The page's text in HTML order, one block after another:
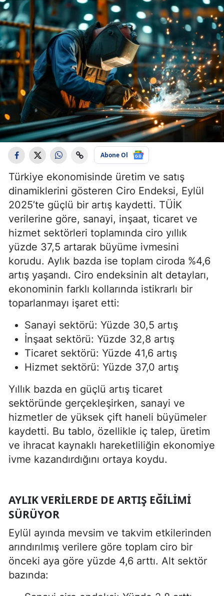
Abone Ol
Türkiye ekonomisinde üretim ve satış
dinamiklerini gösteren Ciro Endeksi, Eylül
2025’te güçlü bir artış kaydetti. TÜİK
verilerine göre, sanayi, inşaat, ticaret ve
hizmet sektörleri toplamında ciro yıllık
yüzde 37,5 artarak büyüme ivmesini
korudu. Aylık bazda ise toplam ciroda %4,6
artış yaşandı. Ciro endeksinin alt detayları,
ekonominin farklı kollarında istikrarlı bir
toparlanmayı işaret etti:
Sanayi sektörü: Yüzde 30,5 artış
İnşaat sektörü: Yüzde 32,8 artış
Ticaret sektörü: Yüzde 41,6 artış
Hizmet sektörü: Yüzde 37,0 artış
Yıllık bazda en güçlü artış ticaret
sektöründe gerçekleşirken, sanayi ve
hizmetler de yüksek çift haneli büyümeler
kaydetti. Bu tablo, özellikle iç talep, üretim
ve ihracat kaynaklı hareketliliğin ekonomiye
ivme kazandırdığını ortaya koydu.
AYLIK VERILERDE DE ARTIŞ EĞILIMI
SÜRÜYOR
Eylül ayında mevsim ve takvim etkilerinden
arındırılmış verilere göre toplam ciro bir
önceki aya göre yüzde 4,6 arttı. Alt sektör
bazında: